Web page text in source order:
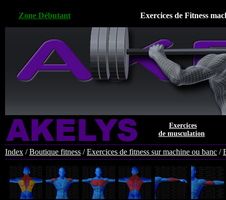
Zone Débutant Exercices de Fitness
Exercices
de musculation
Index /Boutique fitness /Exercices de fitness sur machine ou banc /